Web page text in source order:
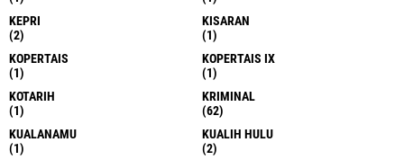
KEPRI
(2)
KISARAN
(1)
KOPERTAIS
(1)
KOPERTAIS IX
(1)
KOTARIH
(1)
KRIMINAL
(62)
KUALANAMU
(1)
KUALIH HULU
(2)